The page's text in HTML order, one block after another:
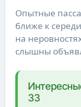
Опытные
ближе к
на
слышны
33